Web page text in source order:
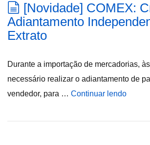
[Novidade] COMEX:
Adiantamento
Extrato
Durante a importação de mercadorias,
necessário realizar o adiantamento de
vendedor, para … Continuar lendo